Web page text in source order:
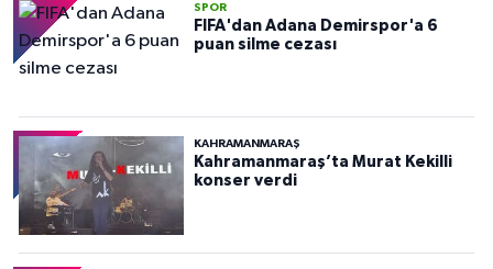
SPOR
FIFA'dan Adana Demirspor'a 6
puan silme cezası
KAHRAMANMARAŞ
Kahramanmaraş’ta Murat Kekilli
konser verdi